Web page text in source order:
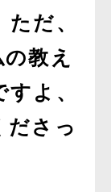
だ、
教え
よ、
ださっ